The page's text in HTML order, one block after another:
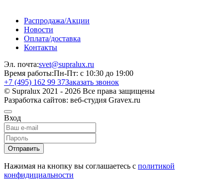
Распродажа/Акции
Новости
Оплата/доставка
Контакты
Эл. почта:svet@supralux.ru
Время работы:Пн-Пт: с 10:30 до 19:00
+7 (495) 162 99 37Заказать звонок
© Supralux 2021 - 2026 Все права защищены
Разработка сайтов: веб-студия Gravex.ru
Вход
Отправить
Нажимая на кнопку вы соглашаетесь с политикой
конфидициальности